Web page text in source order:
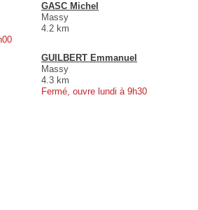
GASC Michel
Massy
4.2 km
GUILBERT Emmanuel
Massy
4.3 km
Fermé, ouvre lundi à 9h30